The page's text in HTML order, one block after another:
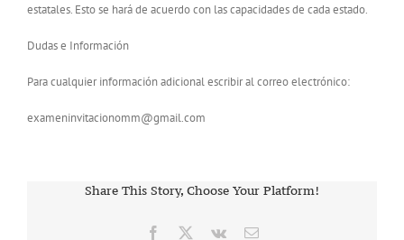
estatales. Esto se hará de acuerdo con las capacidades de cada estado.
Dudas e Información
Para cualquier información adicional escribir al correo electrónico:
exameninvitacionomm@gmail.com
Share This Story, Choose Your Platform!
Facebook Vk
Correo